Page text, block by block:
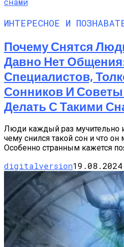
ИНТЕРЕСНОЕ И
Почему Снятся
Давно Нет
Специалистов,
Сонников И
Делать С Такими
Люди каждый раз мучительно
чему снился такой сон и что он
Особенно странным кажется
digitalversion19.08.2024